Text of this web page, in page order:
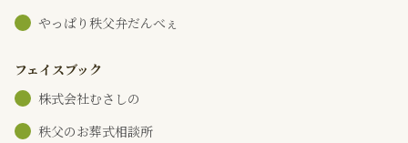
やっぱり秩父弁だんべぇ
フェイスブック
株式会社むさしの
秩父のお葬式相談所